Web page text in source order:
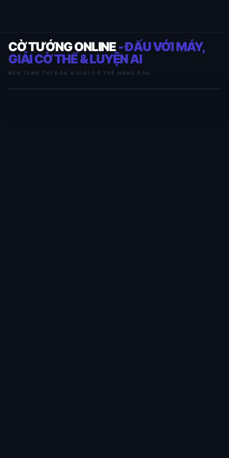
CỜ TƯỚNG ONLINE- ĐẤU VỚI MÁY,
GIẢI CỜ THẾ & LUYỆN AI
NỀN TẢNG THI ĐẤU & GIẢI CỜ THẾ HÀNG ĐẦU